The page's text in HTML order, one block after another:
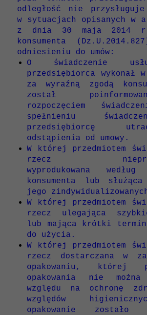
odległość nie przysługuje
w sytuacjach opisanych w
z dnia 30 maja 2014
konsumenta
odniesieniu do umów:
O świadczenie
przedsiębiorca wykonał
za wyraźną zgodą
został
rozpoczęciem
spełnieniu
przedsiębiorcę
odstąpienia od umowy.
W której przedmiotem
rzecz
wyprodukowana
konsumenta lub
jego
W której przedmiotem
rzecz ulegająca
lub mająca krótki
do użycia.
W której przedmiotem
rzecz dostarczana w
opakowaniu, której
opakowania nie
względu na ochronę
względów
opakowanie